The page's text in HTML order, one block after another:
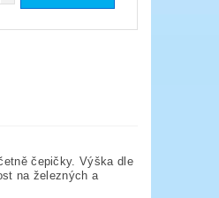
čepičky. Výška dle
na železných a